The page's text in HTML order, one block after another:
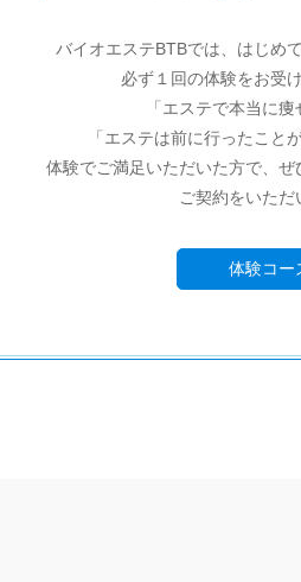
バイオエステBTBでは、はじめ
必ず１回の体験をお受
「エステで本当に
「エステは前に行ったこと
体験でご満足いただいた方で、
ご契約をいただ
体験コー